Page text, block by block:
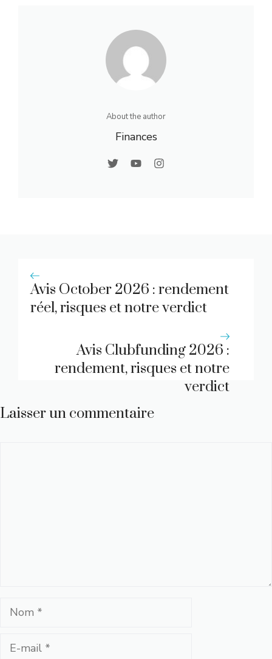
About the author
Finances
Avis October 2026 : rendement
réel, risques et notre verdict
Avis Clubfunding 2026 :
rendement, risques et notre
verdict
Laisser un commentaire
Nom